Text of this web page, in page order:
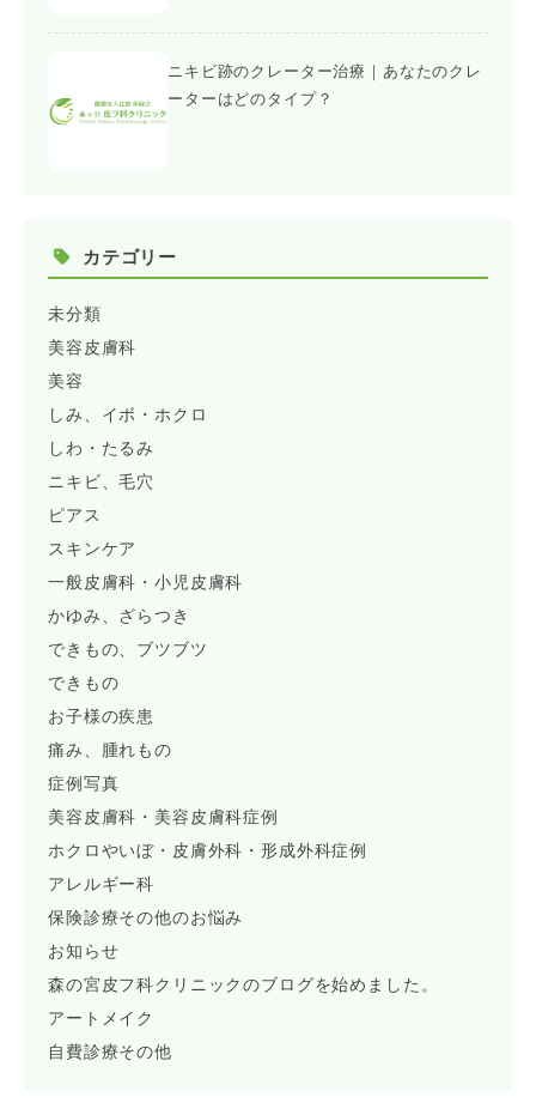
ニキビ跡のクレーター治療｜あなたのクレ
ーターはどのタイプ？
カテゴリー
未分類
美容皮膚科
美容
しみ、イボ・ホクロ
しわ・たるみ
ニキビ、毛穴
ピアス
スキンケア
一般皮膚科・小児皮膚科
かゆみ、ざらつき
できもの、ブツブツ
できもの
お子様の疾患
痛み、腫れもの
症例写真
美容皮膚科・美容皮膚科症例
ホクロやいぼ・皮膚外科・形成外科症例
アレルギー科
保険診療その他のお悩み
お知らせ
森の宮皮フ科クリニックのブログを始めました。
アートメイク
自費診療その他